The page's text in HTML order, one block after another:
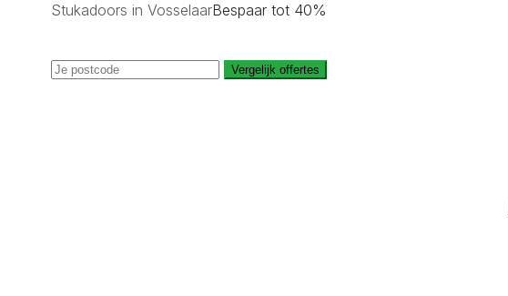
Stukadoors in VosselaarBespaar tot 40%
Vergelijk offertes